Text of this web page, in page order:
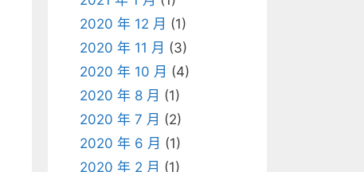
2020 年 12 月 (1)
2020 年 11 月 (3)
2020 年 10 月 (4)
2020 年 8 月 (1)
2020 年 7 月 (2)
2020 年 6 月 (1)
2020 年 2 月 (1)